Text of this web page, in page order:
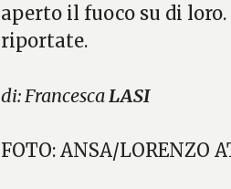
aperto il fuoco su di
riportate.
di: Francesca LASI
FOTO: ANSA/LORENZO